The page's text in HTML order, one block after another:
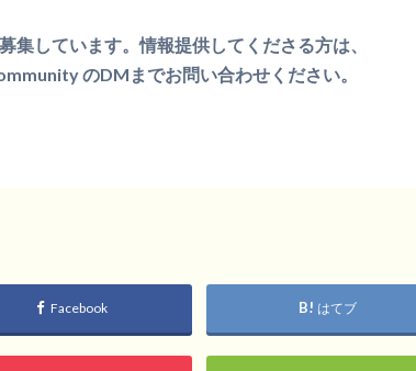
しています。情報提供してくださる方は、
のDMまでお問い合わせください。
Facebook はてブ